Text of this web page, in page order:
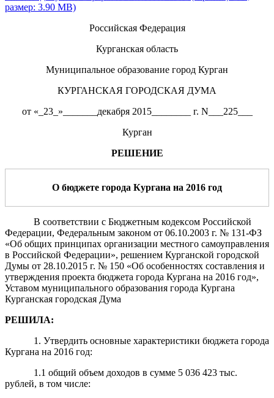
размер: 3.90 MB)
Российская Федерация
Курганская область
Муниципальное образование город Курган
КУРГАНСКАЯ ГОРОДСКАЯ ДУМА
от «_23_»_______декабря 2015________ г. N___225___
Курган
РЕШЕНИЕ
О бюджете города Кургана на 2016 год
В соответствии с Бюджетным кодексом Российской
Федерации, Федеральным законом от 06.10.2003 г. № 131-ФЗ
«Об общих принципах организации местного самоуправления
в Российской Федерации», решением Курганской городской
Думы от 28.10.2015 г. № 150 «Об особенностях составления и
утверждения проекта бюджета города Кургана на 2016 год»,
Уставом муниципального образования города Кургана
Курганская городская Дума
РЕШИЛА:
1. Утвердить основные характеристики бюджета города
Кургана на 2016 год:
1.1 общий объем доходов в сумме 5 036 423 тыс.
рублей, в том числе: